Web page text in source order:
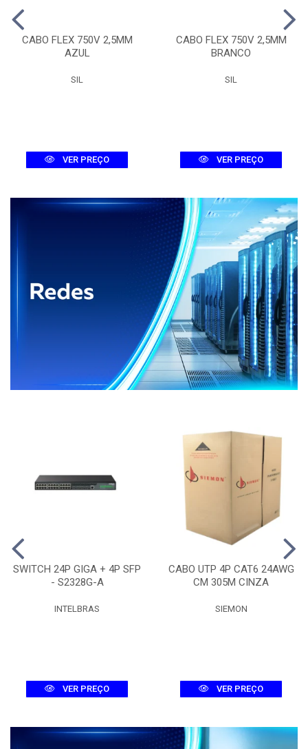
CABO FLEX 750V 2,5MM
AZUL
SIL
VER PREÇO
CABO FLEX 750V 2,5MM
BRANCO
SIL
VER PREÇO
SWITCH 24P GIGA + 4P SFP
- S2328G-A
INTELBRAS
VER PREÇO
CABO UTP 4P CAT6 24AWG
CM 305M CINZA
SIEMON
VER PREÇO